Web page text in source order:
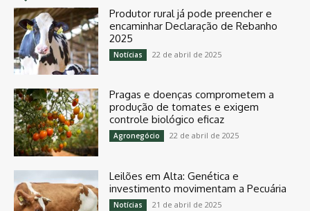
Produtor rural já pode preencher e
encaminhar Declaração de Rebanho
2025
Notícias 22 de abril de 2025
Pragas e doenças comprometem a
produção de tomates e exigem
controle biológico eficaz
Agronegócio 22 de abril de 2025
Leilões em Alta: Genética e
investimento movimentam a Pecuária
Notícias 21 de abril de 2025